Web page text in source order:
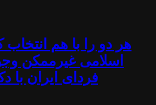
اسلامی غیرممکن
فردای ایران با